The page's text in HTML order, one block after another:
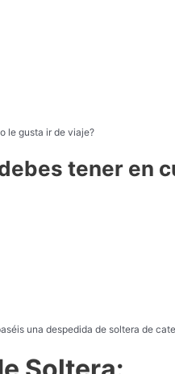
le gusta ir de viaje?
tener en
una despedida de soltera de